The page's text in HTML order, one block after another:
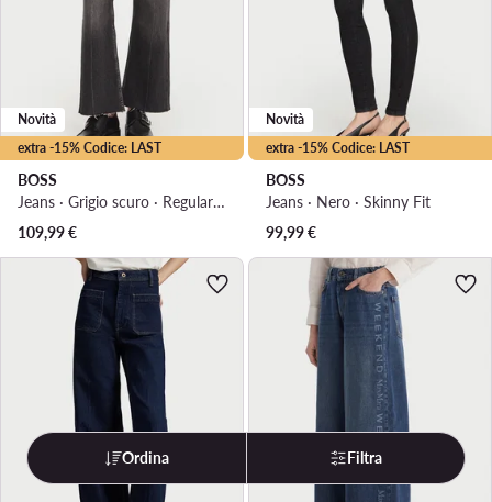
extra -15% Codice: LAST
Novità
BOSS
Jeans · Grigio scuro · Regular Fit
109,99€
extra -15% Codice: LAST
Novità
BOSS
Jeans · Nero · Skinny Fit
99,99€
Ordina Filtra